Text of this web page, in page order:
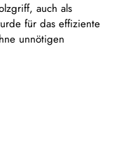
auch als
für das effiziente
unnötigen